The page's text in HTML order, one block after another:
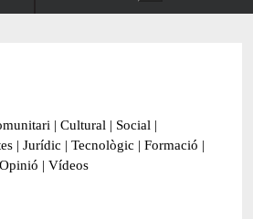
| Cultural | Social |
| Jurídic | Tecnològic | Formació |
Opinió | Vídeos